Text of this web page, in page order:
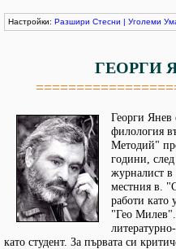
Настройки: Разшири Стесни | Уголеми
ГЕОРГИ
Георги Янев
филология
Методий"
години, след
журналист в
местния в.
работи като
"Гео
като студент. За първата си